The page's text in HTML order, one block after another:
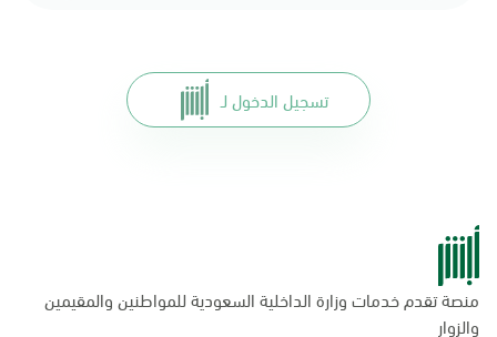
تسجيل الدخول لـ
منصة تقدم خدمات وزارة الداخلية السعودية للمواطنين والمقيمين
والزوار